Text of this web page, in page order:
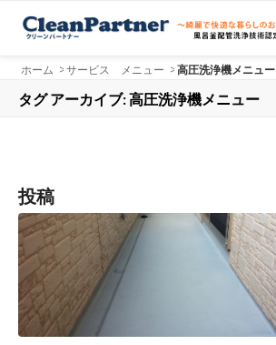
ホーム >サービス メニュー >高圧洗浄機メニュー
タグ アーカイブ: 高圧洗浄機メニュー
投稿